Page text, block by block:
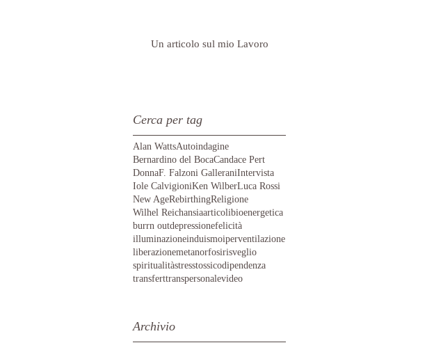
Un articolo sul mio Lavoro
Cerca per tag
Alan WattsAutoindagine
Bernardino del BocaCandace Pert
DonnaF. Falzoni GalleraniIntervista
Iole CalvigioniKen WilberLuca Rossi
New AgeRebirthingReligione
Wilhel Reichansiaarticolibioenergetica
burrn outdepressionefelicità
illuminazioneinduismoiperventilazione
liberazionemetanorfosirisveglio
spiritualitàstresstossicodipendenza
transferttranspersonalevideo
Archivio